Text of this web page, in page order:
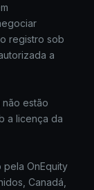
registro sob
a
estão
a licença da
OnEquity
Canadá,